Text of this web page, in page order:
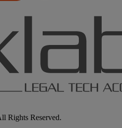
Rights Reserved.